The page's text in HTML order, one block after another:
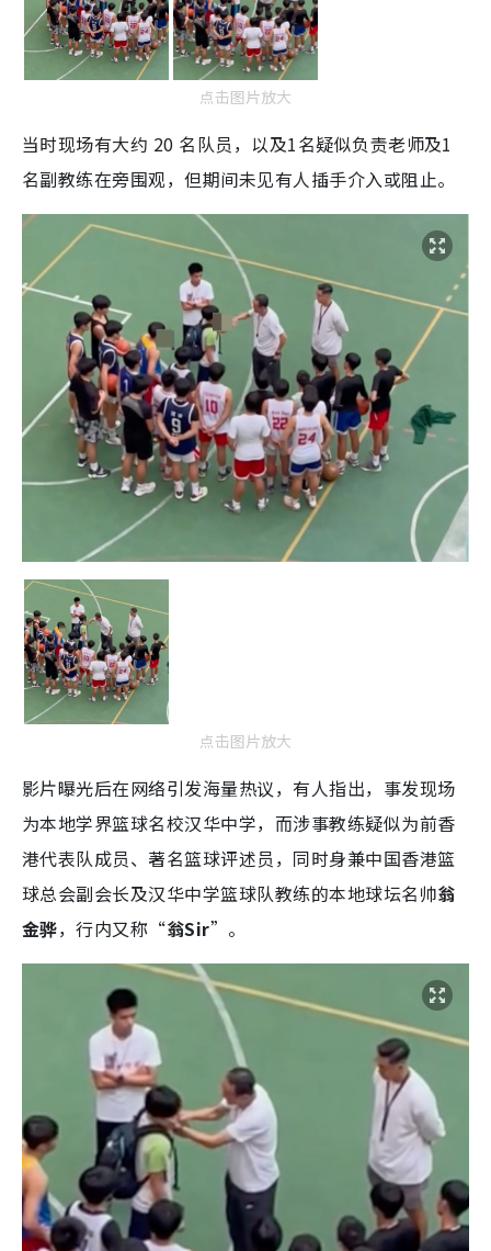
点击图片放大
当时现场有大约 20 名队员，以及1名疑似负责老师及1
名副教练在旁围观，但期间未见有人插手介入或阻止。
点击图片放大
影片曝光后在网络引发海量热议，有人指出，事发现场
为本地学界篮球名校汉华中学，而涉事教练疑似为前香
港代表队成员、著名篮球评述员，同时身兼中国香港篮
球总会副会长及汉华中学篮球队教练的本地球坛名帅翁
金骅，行内又称“翁Sir”。